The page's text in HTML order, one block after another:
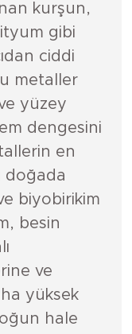
kurşun,
gibi
ciddi
metaller
yüzey
dengesini
en
doğada
biyobirikim
besin
ve
yüksek
hale